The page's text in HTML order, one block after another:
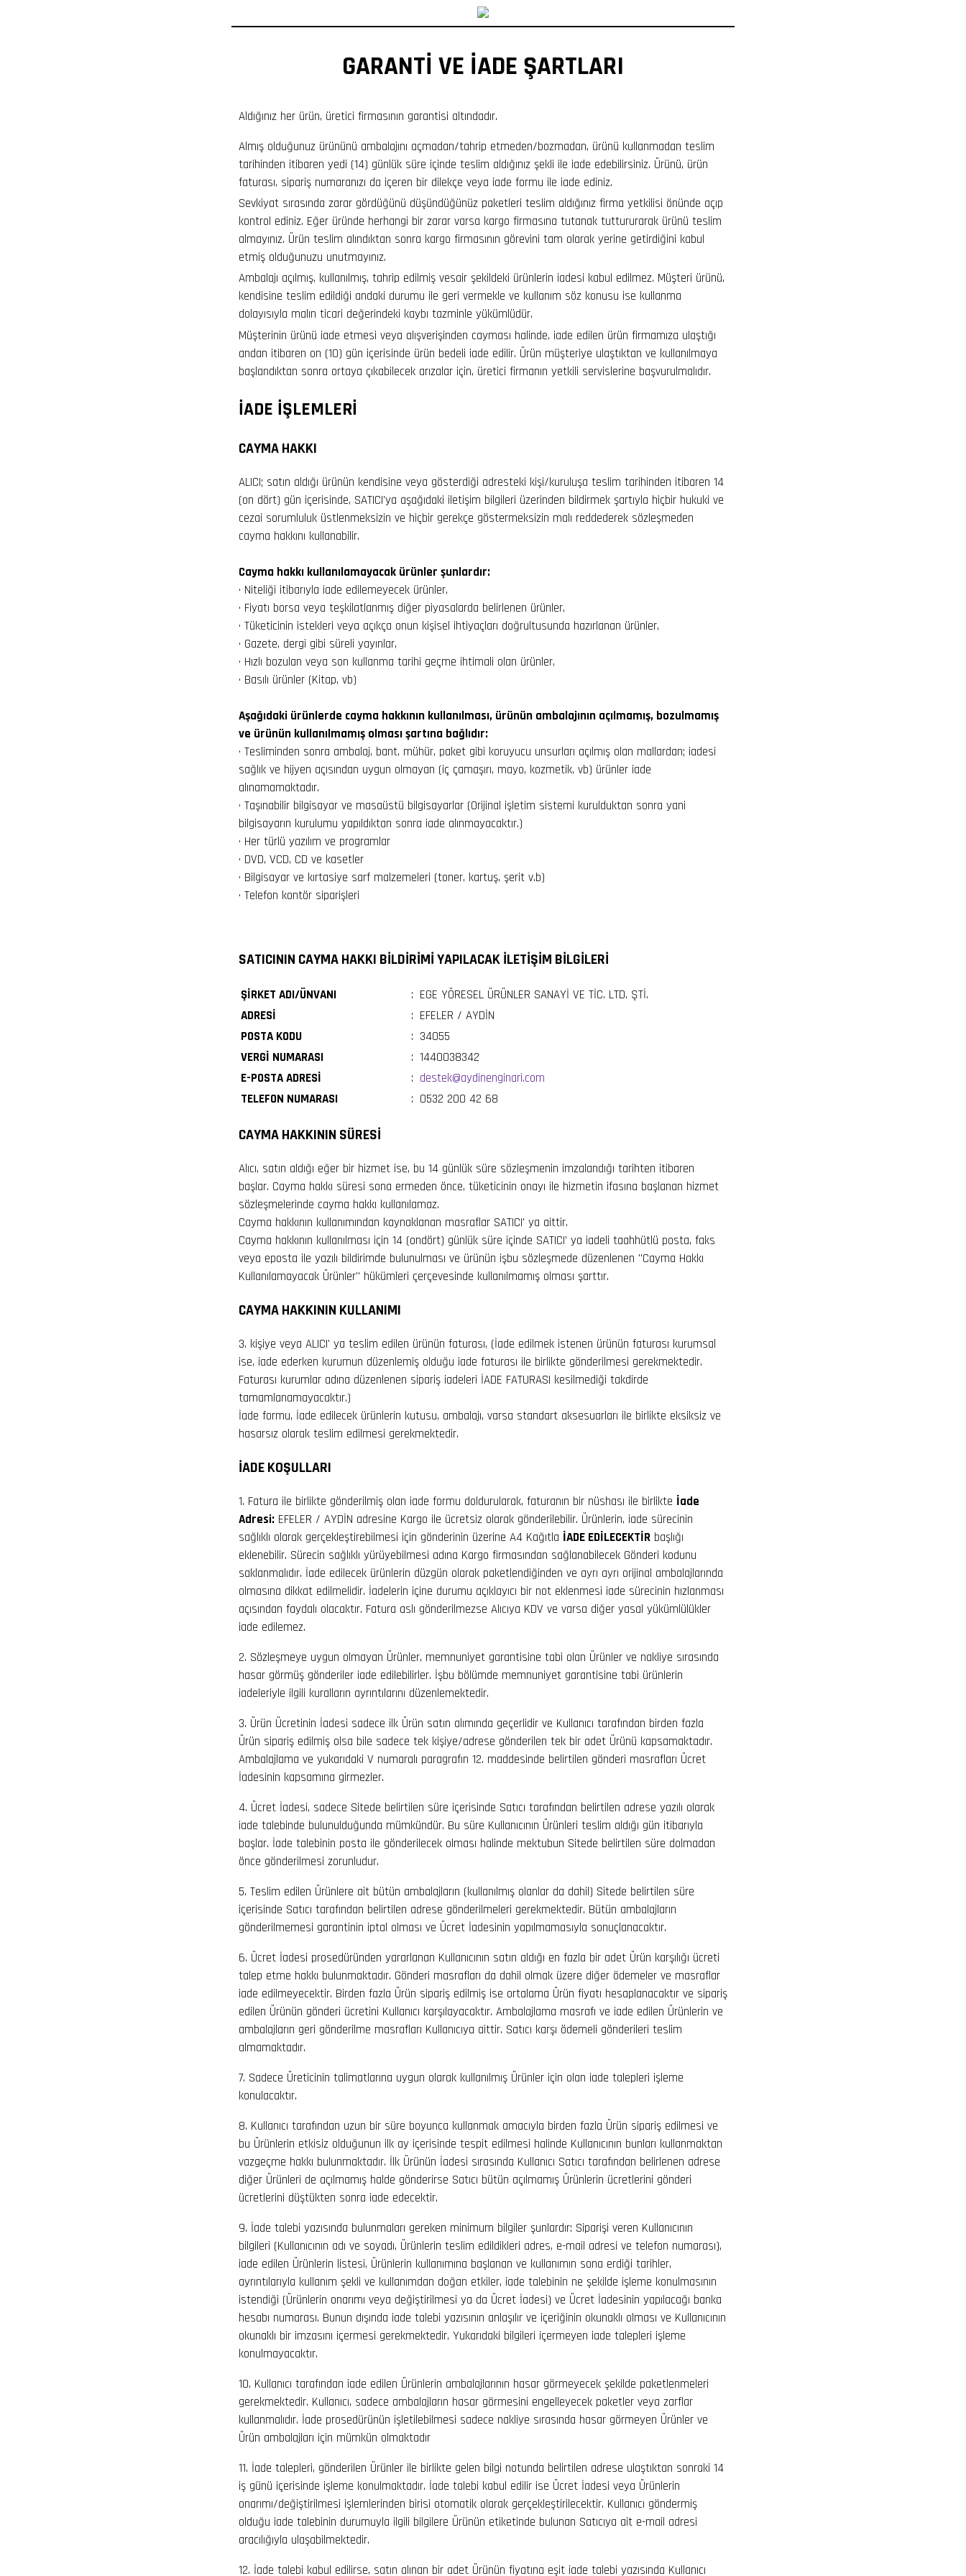
GARANTİ VE İADE ŞARTLARI
Aldığınız her ürün, üretici firmasının garantisi altındadır.
Almış olduğunuz ürününü ambalajını açmadan/tahrip etmeden/bozmadan, ürünü kullanmadan teslim
tarihinden itibaren yedi (14) günlük süre içinde teslim aldığınız şekli ile iade edebilirsiniz. Ürünü, ürün
faturası, sipariş numaranızı da içeren bir dilekçe veya iade formu ile iade ediniz.
Sevkiyat sırasında zarar gördüğünü düşündüğünüz paketleri teslim aldığınız firma yetkilisi önünde açıp
kontrol ediniz. Eğer üründe herhangi bir zarar varsa kargo firmasına tutanak tuttururarak ürünü teslim
almayınız. Ürün teslim alındıktan sonra kargo firmasının görevini tam olarak yerine getirdiğini kabul
etmiş olduğunuzu unutmayınız.
Ambalajı açılmış, kullanılmış, tahrip edilmiş vesair şekildeki ürünlerin iadesi kabul edilmez. Müşteri ürünü,
kendisine teslim edildiği andaki durumu ile geri vermekle ve kullanım söz konusu ise kullanma
dolayısıyla malın ticari değerindeki kaybı tazminle yükümlüdür.
Müşterinin ürünü iade etmesi veya alışverişinden cayması halinde, iade edilen ürün firmamıza ulaştığı
andan itibaren on (10) gün içerisinde ürün bedeli iade edilir. Ürün müşteriye ulaştıktan ve kullanılmaya
başlandıktan sonra ortaya çıkabilecek arızalar için, üretici firmanın yetkili servislerine başvurulmalıdır.
İADE İŞLEMLERİ
CAYMA HAKKI
ALICI; satın aldığı ürünün kendisine veya gösterdiği adresteki kişi/kuruluşa teslim tarihinden itibaren 14
(on dört) gün içerisinde, SATICI'ya aşağıdaki iletişim bilgileri üzerinden bildirmek şartıyla hiçbir hukuki ve
cezai sorumluluk üstlenmeksizin ve hiçbir gerekçe göstermeksizin malı reddederek sözleşmeden
cayma hakkını kullanabilir.
Cayma hakkı kullanılamayacak ürünler şunlardır:
· Niteliği itibarıyla iade edilemeyecek ürünler,
· Fiyatı borsa veya teşkilatlanmış diğer piyasalarda belirlenen ürünler,
· Tüketicinin istekleri veya açıkça onun kişisel ihtiyaçları doğrultusunda hazırlanan ürünler,
· Gazete, dergi gibi süreli yayınlar,
· Hızlı bozulan veya son kullanma tarihi geçme ihtimali olan ürünler,
· Basılı ürünler (Kitap, vb)
Aşağıdaki ürünlerde cayma hakkının kullanılması, ürünün ambalajının açılmamış, bozulmamış
ve ürünün kullanılmamış olması şartına bağlıdır:
· Tesliminden sonra ambalaj, bant, mühür, paket gibi koruyucu unsurları açılmış olan mallardan; iadesi
sağlık ve hijyen açısından uygun olmayan (iç çamaşırı, mayo, kozmetik, vb) ürünler iade
alınamamaktadır.
· Taşınabilir bilgisayar ve masaüstü bilgisayarlar (Orijinal işletim sistemi kurulduktan sonra yani
bilgisayarın kurulumu yapıldıktan sonra iade alınmayacaktır.)
· Her türlü yazılım ve programlar
· DVD, VCD, CD ve kasetler
· Bilgisayar ve kırtasiye sarf malzemeleri (toner, kartuş, şerit v.b)
· Telefon kontör siparişleri
SATICININ CAYMA HAKKI BİLDİRİMİ YAPILACAK İLETİŞİM BİLGİLERİ
ŞİRKET ADI/ÜNVANI : EGE YÖRESEL ÜRÜNLER SANAYİ VE TİC. LTD. ŞTİ.
ADRESİ
: EFELER / AYDİN
POSTA KODU
: 34055
VERGİ NUMARASI
: 1440038342
E-POSTA ADRESİ
: destek@aydinenginari.com
TELEFON NUMARASI
: 0532 200 42 68
CAYMA HAKKININ SÜRESİ
Alıcı, satın aldığı eğer bir hizmet ise, bu 14 günlük süre sözleşmenin imzalandığı tarihten itibaren
başlar. Cayma hakkı süresi sona ermeden önce, tüketicinin onayı ile hizmetin ifasına başlanan hizmet
sözleşmelerinde cayma hakkı kullanılamaz.
Cayma hakkının kullanımından kaynaklanan masraflar SATICI' ya aittir.
Cayma hakkının kullanılması için 14 (ondört) günlük süre içinde SATICI' ya iadeli taahhütlü posta, faks
veya eposta ile yazılı bildirimde bulunulması ve ürünün işbu sözleşmede düzenlenen "Cayma Hakkı
Kullanılamayacak Ürünler" hükümleri çerçevesinde kullanılmamış olması şarttır.
CAYMA HAKKININ KULLANIMI
3. kişiye veya ALICI' ya teslim edilen ürünün faturası, (İade edilmek istenen ürünün faturası kurumsal
ise, iade ederken kurumun düzenlemiş olduğu iade faturası ile birlikte gönderilmesi gerekmektedir.
Faturası kurumlar adına düzenlenen sipariş iadeleri İADE FATURASI kesilmediği takdirde
tamamlanamayacaktır.)
İade formu, İade edilecek ürünlerin kutusu, ambalajı, varsa standart aksesuarları ile birlikte eksiksiz ve
hasarsız olarak teslim edilmesi gerekmektedir.
İADE KOŞULLARI
1. Fatura ile birlikte gönderilmiş olan iade formu doldurularak, faturanın bir nüshası ile birlikte İade
Adresi: EFELER / AYDİN adresine Kargo ile ücretsiz olarak gönderilebilir. Ürünlerin, iade sürecinin
sağlıklı olarak gerçekleştirebilmesi için gönderinin üzerine A4 Kağıtla İADE EDİLECEKTİR başlığı
eklenebilir. Sürecin sağlıklı yürüyebilmesi adına Kargo firmasından sağlanabilecek Gönderi kodunu
saklanmalıdır. İade edilecek ürünlerin düzgün olarak paketlendiğinden ve ayrı ayrı orijinal ambalajlarında
olmasına dikkat edilmelidir. İadelerin içine durumu açıklayıcı bir not eklenmesi iade sürecinin hızlanması
açısından faydalı olacaktır. Fatura aslı gönderilmezse Alıcıya KDV ve varsa diğer yasal yükümlülükler
iade edilemez.
2. Sözleşmeye uygun olmayan Ürünler, memnuniyet garantisine tabi olan Ürünler ve nakliye sırasında
hasar görmüş gönderiler iade edilebilirler. İşbu bölümde memnuniyet garantisine tabi ürünlerin
iadeleriyle ilgili kuralların ayrıntılarını düzenlemektedir.
3. Ürün Ücretinin İadesi sadece ilk Ürün satın alımında geçerlidir ve Kullanıcı tarafından birden fazla
Ürün sipariş edilmiş olsa bile sadece tek kişiye/adrese gönderilen tek bir adet Ürünü kapsamaktadır.
Ambalajlama ve yukarıdaki V numaralı paragrafın 12. maddesinde belirtilen gönderi masrafları Ücret
İadesinin kapsamına girmezler.
4. Ücret İadesi, sadece Sitede belirtilen süre içerisinde Satıcı tarafından belirtilen adrese yazılı olarak
iade talebinde bulunulduğunda mümkündür. Bu süre Kullanıcının Ürünleri teslim aldığı gün itibarıyla
başlar. İade talebinin posta ile gönderilecek olması halinde mektubun Sitede belirtilen süre dolmadan
önce gönderilmesi zorunludur.
5. Teslim edilen Ürünlere ait bütün ambalajların (kullanılmış olanlar da dahil) Sitede belirtilen süre
içerisinde Satıcı tarafından belirtilen adrese gönderilmeleri gerekmektedir. Bütün ambalajların
gönderilmemesi garantinin iptal olması ve Ücret İadesinin yapılmamasıyla sonuçlanacaktır.
6. Ücret İadesi prosedüründen yararlanan Kullanıcının satın aldığı en fazla bir adet Ürün karşılığı ücreti
talep etme hakkı bulunmaktadır. Gönderi masrafları da dahil olmak üzere diğer ödemeler ve masraflar
iade edilmeyecektir. Birden fazla Ürün sipariş edilmiş ise ortalama Ürün fiyatı hesaplanacaktır ve sipariş
edilen Ürünün gönderi ücretini Kullanıcı karşılayacaktır. Ambalajlama masrafı ve iade edilen Ürünlerin ve
ambalajların geri gönderilme masrafları Kullanıcıya aittir. Satıcı karşı ödemeli gönderileri teslim
almamaktadır.
7. Sadece Üreticinin talimatlarına uygun olarak kullanılmış Ürünler için olan iade talepleri işleme
konulacaktır.
8. Kullanıcı tarafından uzun bir süre boyunca kullanmak amacıyla birden fazla Ürün sipariş edilmesi ve
bu Ürünlerin etkisiz olduğunun ilk ay içerisinde tespit edilmesi halinde Kullanıcının bunları kullanmaktan
vazgeçme hakkı bulunmaktadır. İlk Ürünün İadesi sırasında Kullanıcı Satıcı tarafından belirlenen adrese
diğer Ürünleri de açılmamış halde gönderirse Satıcı bütün açılmamış Ürünlerin ücretlerini gönderi
ücretlerini düştükten sonra iade edecektir.
9. İade talebi yazısında bulunmaları gereken minimum bilgiler şunlardır: Siparişi veren Kullanıcının
bilgileri (Kullanıcının adı ve soyadı, Ürünlerin teslim edildikleri adres, e-mail adresi ve telefon numarası),
iade edilen Ürünlerin listesi, Ürünlerin kullanımına başlanan ve kullanımın sona erdiği tarihler,
ayrıntılarıyla kullanım şekli ve kullanımdan doğan etkiler, iade talebinin ne şekilde işleme konulmasının
istendiği (Ürünlerin onarımı veya değiştirilmesi ya da Ücret İadesi) ve Ücret İadesinin yapılacağı banka
hesabı numarası. Bunun dışında iade talebi yazısının anlaşılır ve içeriğinin okunaklı olması ve Kullanıcının
okunaklı bir imzasını içermesi gerekmektedir. Yukarıdaki bilgileri içermeyen iade talepleri işleme
konulmayacaktır.
10. Kullanıcı tarafından iade edilen Ürünlerin ambalajlarının hasar görmeyecek şekilde paketlenmeleri
gerekmektedir. Kullanıcı, sadece ambalajların hasar görmesini engelleyecek paketler veya zarflar
kullanmalıdır. İade prosedürünün işletilebilmesi sadece nakliye sırasında hasar görmeyen Ürünler ve
Ürün ambalajları için mümkün olmaktadır
11. İade talepleri, gönderilen Ürünler ile birlikte gelen bilgi notunda belirtilen adrese ulaştıktan sonraki 14
iş günü içerisinde işleme konulmaktadır. İade talebi kabul edilir ise Ücret İadesi veya Ürünlerin
onarımı/değiştirilmesi işlemlerinden birisi otomatik olarak gerçekleştirilecektir. Kullanıcı göndermiş
olduğu iade talebinin durumuyla ilgili bilgilere Ürünün etiketinde bulunan Satıcıya ait e-mail adresi
aracılığıyla ulaşabilmektedir.
12. İade talebi kabul edilirse, satın alınan bir adet Ürünün fiyatına eşit iade talebi yazısında Kullanıcı